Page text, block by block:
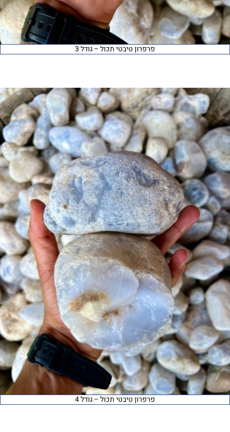
פרפרון טיבטי תכול – גודל 3
פרפרון טיבטי תכול – גודל 4